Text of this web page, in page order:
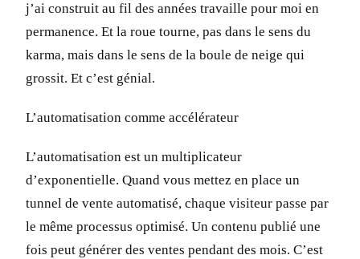
j’ai construit au fil des années travaille pour moi en
permanence. Et la roue tourne, pas dans le sens du
karma, mais dans le sens de la boule de neige qui
grossit. Et c’est génial.
L’automatisation comme accélérateur
L’automatisation est un multiplicateur
d’exponentielle. Quand vous mettez en place un
tunnel de vente automatisé, chaque visiteur passe par
le même processus optimisé. Un contenu publié une
fois peut générer des ventes pendant des mois. C’est